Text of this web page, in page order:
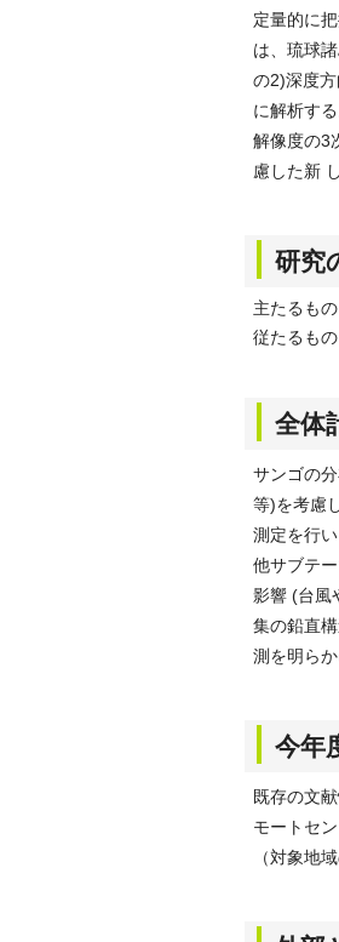
定量的に
は、琉球
の2)深度
に解析す
解像度の3
慮した新
研究
主たるも
従たるも
全体
サンゴの
等)を考慮
測定を行
他サブテ
影響 (台風
集の鉛直
測を明ら
今年
既存の文
モートセ
（対象地